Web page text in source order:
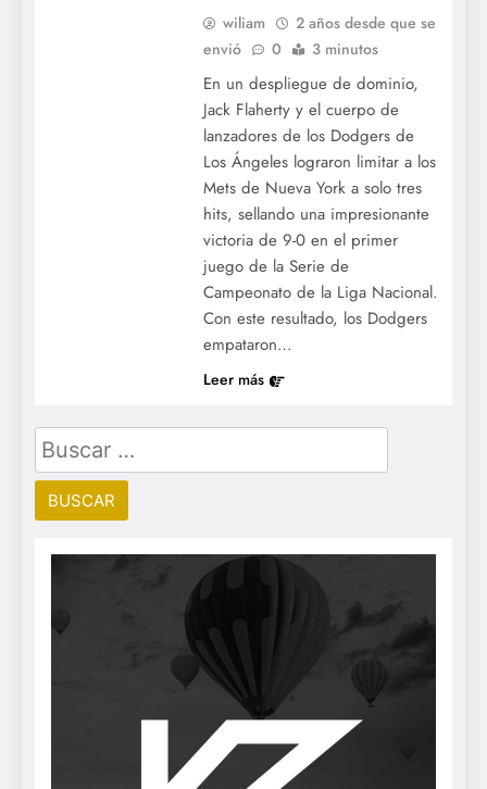
wiliam
2 años desde que se
envió
0 3 minutos
En un despliegue de dominio,
Jack Flaherty y el cuerpo de
lanzadores de los Dodgers de
Los Ángeles lograron limitar a los
Mets de Nueva York a solo tres
hits, sellando una impresionante
victoria de 9-0 en el primer
juego de la Serie de
Campeonato de la Liga Nacional.
Con este resultado, los Dodgers
empataron…
Leer más
Buscar: